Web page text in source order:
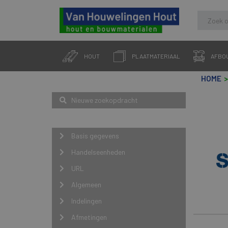
HOUT PLAATMATERIAAL
Nieuwe zoekopdracht
Basis gegevens
Handelseenheden
URL
Algemeen
Indelingen
Afmetingen
HOME